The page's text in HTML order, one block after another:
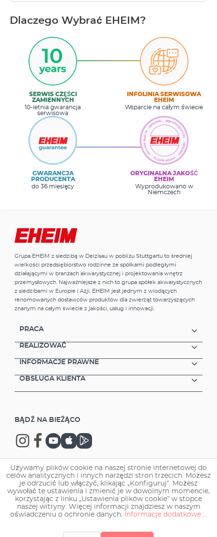
Dlaczego Wybrać EHEIM?
SERWIS CZĘŚCI
ZAMIENNYCH
10-letnia gwarancja
serwisowa
INFOLINIA SERWISOWA
EHEIM
Wsparcie na całym świecie
GWARANCJA
PRODUCENTA
do 36 miesięcy
ORYGINALNA JAKOŚĆ
EHEIM
Wyprodukowano w
Niemczech
Grupa EHEIM z siedzibą w Deizisau w pobliżu Stuttgartu to średniej
wielkości przedsiębiorstwo rodzinne ze spółkami podległymi
działającymi w branżach akwarystycznej i projektowania wnętrz
przemysłowych. Najważniejsze z nich to grupa spółek akwarystycznych
z siedzibami w Europie i Azji. EHEIM jest jednym z wiodących
renomowanych dostawców produktów dla zwierząt towarzyszących
znanym na całym świecie z jakości, usług i innowacji.
PRACA
REALIZOWAĆ
INFORMACJE PRAWNE
OBSŁUGA KLIENTA
BĄDŹ NA BIEŻĄCO
Copyright © 2026 EHEIM GmbH & Co. KG.
Używamy plików cookie na naszej stronie internetowej do
celów analitycznych i innych narzędzi stron trzecich. Możesz
je odrzucić lub włączyć, klikając „Konfiguruj”. Możesz
wywołać te ustawienia i zmienić je w dowolnym momencie,
korzystając z linku „Ustawienia plików cookie” w stopce
naszej witryny. Więcej informacji znajdziesz w naszym
oświadczeniu o ochronie danych.
Informacje dodatkowe ...